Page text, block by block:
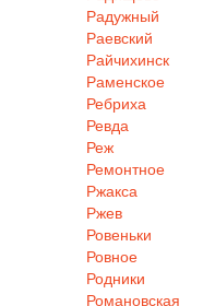
Радужный
Раевский
Райчихинск
Раменское
Ребриха
Ревда
Реж
Ремонтное
Ржакса
Ржев
Ровеньки
Ровное
Родники
Романовская